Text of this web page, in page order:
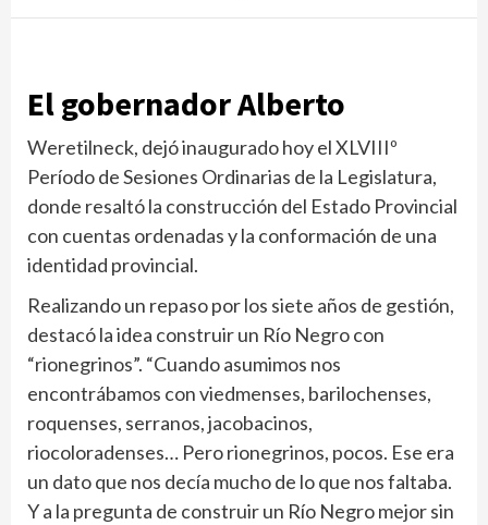
El gobernador Alberto
Weretilneck, dejó inaugurado hoy el XLVIIIº
Período de Sesiones Ordinarias de la Legislatura,
donde resaltó la construcción del Estado Provincial
con cuentas ordenadas y la conformación de una
identidad provincial.
Realizando un repaso por los siete años de gestión,
destacó la idea construir un Río Negro con
“rionegrinos”. “Cuando asumimos nos
encontrábamos con viedmenses, barilochenses,
roquenses, serranos, jacobacinos,
riocoloradenses… Pero rionegrinos, pocos. Ese era
un dato que nos decía mucho de lo que nos faltaba.
Y a la pregunta de construir un Río Negro mejor sin